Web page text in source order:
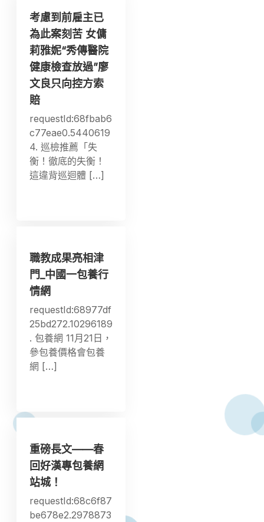
考慮到前雇主已
為此案刻苦 女傭
莉雅妮“秀傳醫院
健康檢查放過”廖
文良只向控方索
賠
requestId:68fbab6
c77eae0.5440619
4. 巡檢推薦「失
衡！徹底的失衡！
這違背巡迴體 […]
職教成果亮相津
門_中國一包養行
情網
requestId:68977df
25bd272.10296189
. 包養網 11月21日，
參包養價格會包養
網 […]
重磅長文——春
回好漢專包養網
站城！
requestId:68c6f87
be678e2.2978873